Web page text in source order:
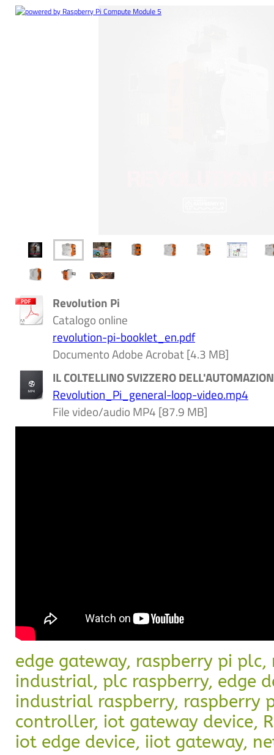
Revolution Pi
Catalogo online
revolution-pi-booklet_en.pdf
Documento Adobe Acrobat [4.3 MB]
IL COLTELLINO SVIZZERO
Revolution_Pi_general-loop-video.mp4
File video/audio MP4 [87.9 MB]
edge gateway, raspberry pi plc,
industrial, plc raspberry, edge
industrial raspberry, raspberry
controller, iot gateway device,
iot edge device, iiot gateway,